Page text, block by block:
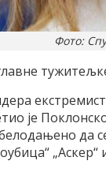
Фото:
је
да